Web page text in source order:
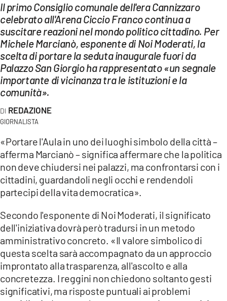
LAC NETWORK
LAC ONAIR
LaC
Network
LACPLAY.IT
LACTV.IT
LACITYMAG.IT
ILREGGINO.IT
COSENZACHANNEL.IT
ILVIBONESE.IT
CATANZAROCHANNEL.IT
LACAPITALENEWS.IT
App
Il primo Consiglio comunale dell'era Cannizzaro
celebrato all'Arena Ciccio Franco continua a
suscitare reazioni nel mondo politico cittadino. Per
Michele Marcianò, esponente di Noi Moderati, la
scelta di portare la seduta inaugurale fuori da
Palazzo San Giorgio ha rappresentato «un segnale
importante di vicinanza tra le istituzioni e la
comunità».
REDAZIONE
GIORNALISTA
«Portare l'Aula in uno dei luoghi simbolo della città –
afferma Marcianò – significa affermare che la politica
non deve chiudersi nei palazzi, ma confrontarsi con i
cittadini, guardandoli negli occhi e rendendoli
partecipi della vita democratica».
Secondo l'esponente di Noi Moderati, il significato
dell'iniziativa dovrà però tradursi in un metodo
amministrativo concreto. «Il valore simbolico di
questa scelta sarà accompagnato da un approccio
improntato alla trasparenza, all'ascolto e alla
concretezza. I reggini non chiedono soltanto gesti
significativi, ma risposte puntuali ai problemi